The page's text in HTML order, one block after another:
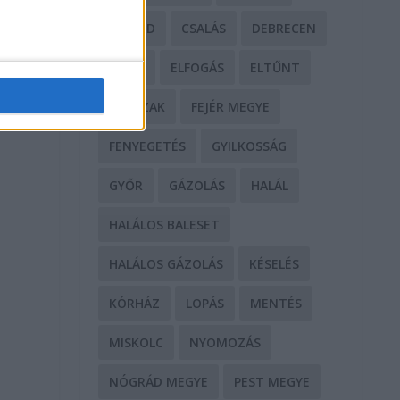
CSALÁD CSALÁS DEBRECEN
ELFOGÁS ELTŰNT
ERŐSZAK FEJÉR MEGYE
FENYEGETÉS GYILKOSSÁG
GYŐR GÁZOLÁS HALÁL
HALÁLOS BALESET
HALÁLOS GÁZOLÁS KÉSELÉS
KÓRHÁZ LOPÁS MENTÉS
MISKOLC NYOMOZÁS
NÓGRÁD MEGYE PEST MEGYE